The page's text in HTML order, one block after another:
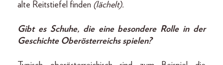
alte Reitstiefel finden (lächelt).
Gibt es Schuhe, die eine besondere Rolle in der
Geschichte Oberösterreichs spielen?